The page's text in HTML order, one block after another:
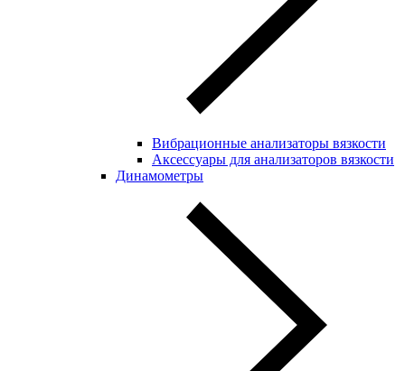
Вибрационные анализаторы вязкости
Аксессуары для анализаторов вязкости
Динамометры